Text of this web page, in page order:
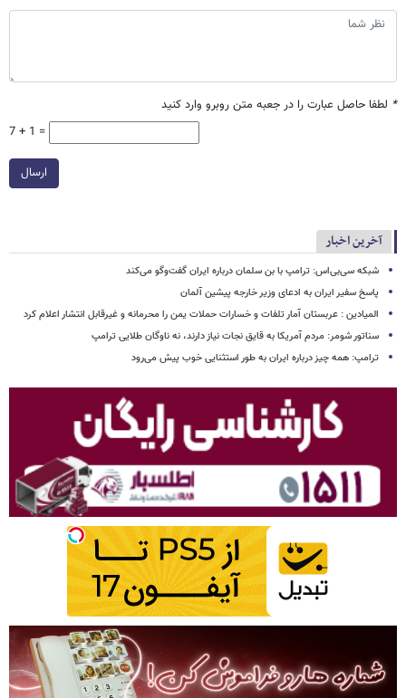
* لطفا حاصل عبارت را در جعبه متن روبرو وارد کنید
7 + 1 =
ارسال
آخرین اخبار
شبکه سی‌بی‌اس: ترامپ با بن سلمان درباره ایران گفت‌وگو می‌کند
پاسخ سفیر ایران به ادعای وزیر خارجه پیشین آلمان
المیادین : عربستان آمار تلفات و خسارات حملات یمن را محرمانه و غیرقابل انتشار اعلام کرد
سناتور شومر: مردم آمریکا به قایق نجات نیاز دارند، نه ناوگان طلایی ترامپ
ترامپ: همه چیز درباره ایران به طور استثنایی خوب پیش می‌رود